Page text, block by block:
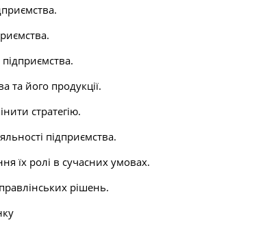
та його продукції.
стратегію.
підприємства.
їх ролі в сучасних умовах.
рішень.